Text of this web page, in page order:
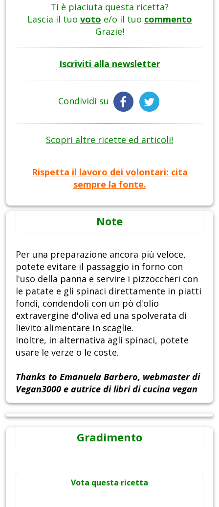
Ti è piaciuta questa ricetta?
Lascia il tuo voto e/o il tuo commento
Grazie!
Iscriviti alla newsletter
Condividi su
Scopri altre ricette ed articoli!
Rispetta il lavoro dei volontari: cita
sempre la fonte.
Note
Per una preparazione ancora più veloce,
potete evitare il passaggio in forno con
l'uso della panna e servire i pizzoccheri con
le patate e gli spinaci direttamente in piatti
fondi, condendoli con un pò d'olio
extravergine d'oliva ed una spolverata di
lievito alimentare in scaglie.
Inoltre, in alternativa agli spinaci, potete
usare le verze o le coste.
Thanks to Emanuela Barbero, webmaster di
Vegan3000 e autrice di libri di cucina vegan
Gradimento
Vota questa ricetta